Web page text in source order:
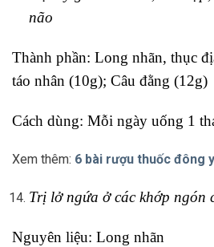
não
Thành phần: Long nhãn, thục
táo nhân (10g); Câu đằng (12g)
Cách dùng: Mỗi ngày uống 1
Xem thêm: 6 bài rượu thuốc đông
Trị lở ngứa ở các khớp ngón
Nguyên liệu: Long nhãn